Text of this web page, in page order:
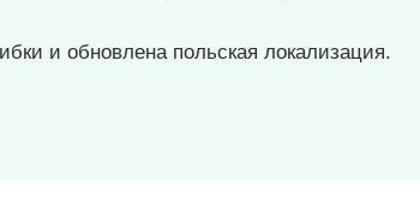
и обновлена польская локализация.